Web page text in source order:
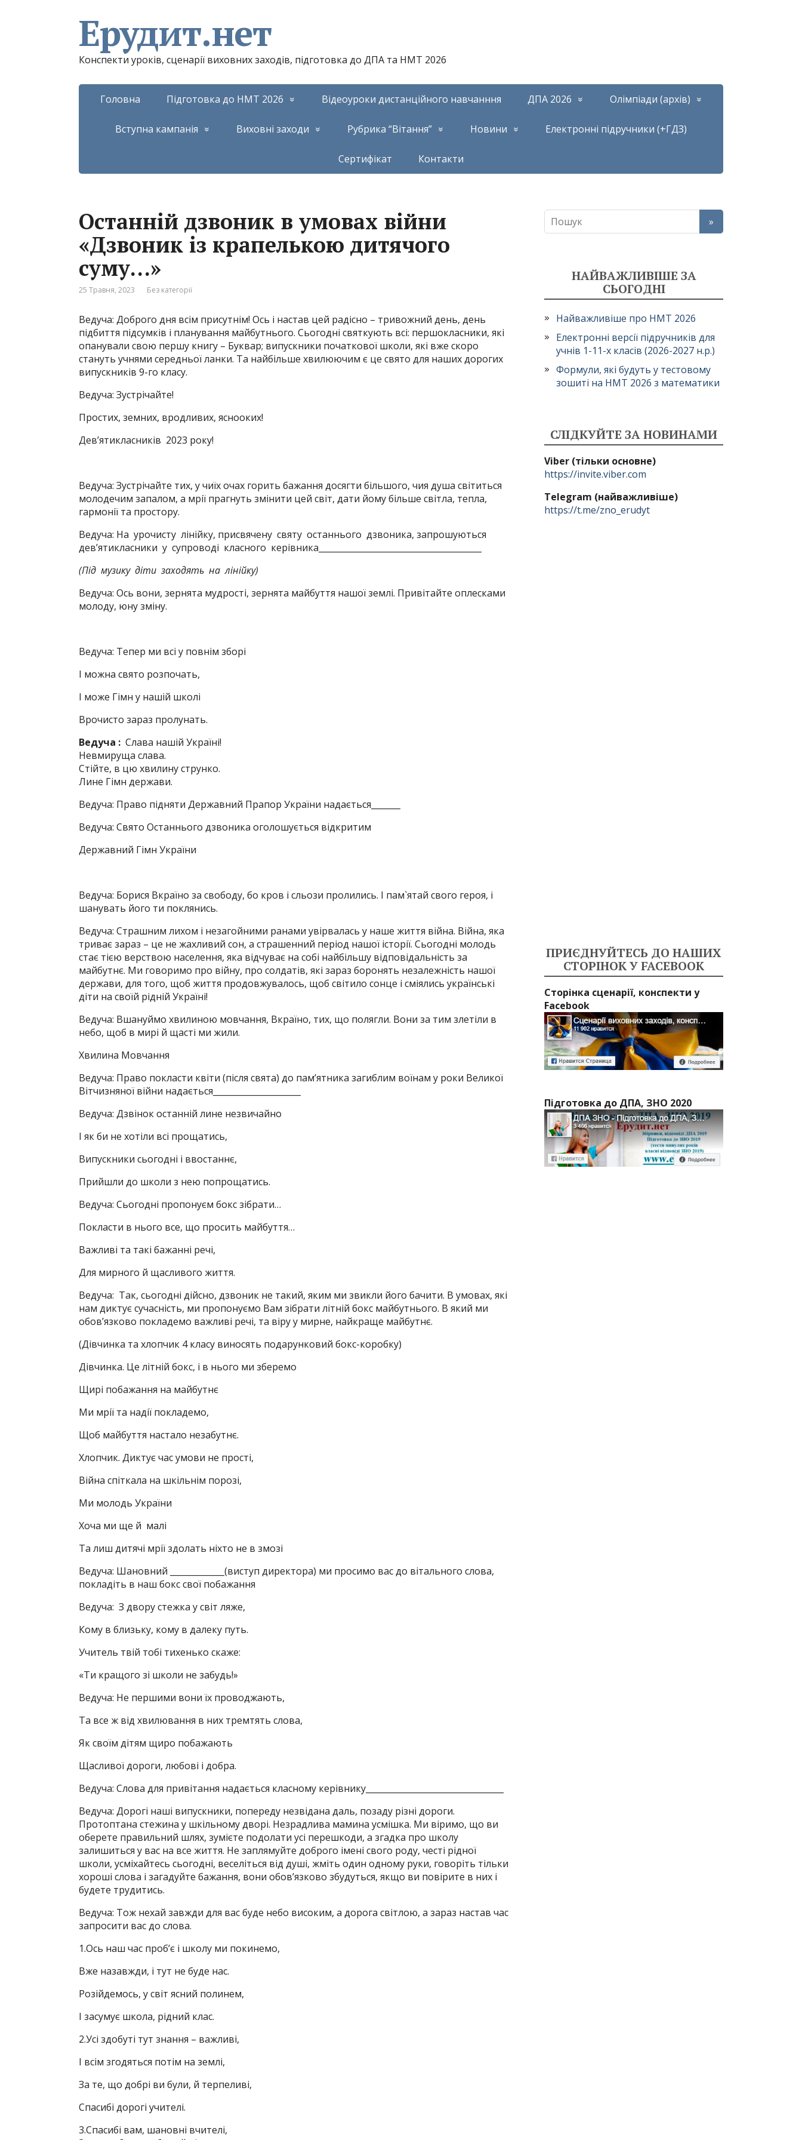
Ерудит.нет
Конспекти уроків, сценарії виховних заходів, підготовка до ДПА та НМТ 2026
Головна Підготовка до НМТ 2026 Відеоуроки дистанційного навчанння ДПА 2026 Олімпіади (архів)
Вступна кампанія Виховні заходи Рубрика “Вітання” Новини Електронні підручники (+ГДЗ)
Сертифікат Контакти
Останній дзвоник в умовах війни
«Дзвоник із крапелькою дитячого
суму…»
25 Травня, 2023 Без категорії
Ведуча: Доброго дня всім присутнім! Ось і настав цей радісно – тривожний день, день
підбиття підсумків і планування майбутнього. Сьогодні святкують всі: першокласники, які
опанували свою першу книгу – Буквар; випускники початкової школи, які вже скоро
стануть учнями середньої ланки. Та найбільше хвилюючим є це свято для наших дорогих
випускників 9-го класу.
Ведуча: Зустрічайте!
Простих, земних, вродливих, яснооких!
Дев’ятикласників 2023 року!
Ведуча: Зустрічайте тих, у чиїх очах горить бажання досягти більшого, чия душа світиться
молодечим запалом, а мрії прагнуть змінити цей світ, дати йому більше світла, тепла,
гармонії та простору.
Ведуча: На урочисту лінійку, присвячену святу останнього дзвоника, запрошуються
дев’ятикласники у супроводі класного керівника_______________________________________
(Під музику діти заходять на лінійку)
Ведуча: Ось вони, зернята мудрості, зернята майбуття нашої землі. Привітайте оплесками
молоду, юну зміну.
Ведуча: Тепер ми всі у повнім зборі
І можна свято розпочать,
І може Гімн у нашій школі
Врочисто зараз пролунать.
Ведуча : Слава нашій Україні!
Невмируща слава.
Стійте, в цю хвилину струнко.
Лине Гімн держави.
Ведуча: Право підняти Державний Прапор України надається_______
Ведуча: Свято Останнього дзвоника оголошується відкритим
Державний Гімн України
Ведуча: Борися Вкраїно за свободу, бо кров і сльози пролились. І пам`ятай свого героя, і
шанувать його ти поклянись.
Ведуча: Страшним лихом і незагойними ранами увірвалась у наше життя війна. Війна, яка
триває зараз – це не жахливий сон, а страшенний період нашої історії. Сьогодні молодь
стає тією верствою населення, яка відчуває на собі найбільшу відповідальність за
майбутнє. Ми говоримо про війну, про солдатів, які зараз боронять незалежність нашої
держави, для того, щоб життя продовжувалось, щоб світило сонце і сміялись українські
діти на своїй рідній Україні!
Ведуча: Вшануймо хвилиною мовчання, Вкраїно, тих, що полягли. Вони за тим злетіли в
небо, щоб в мирі й щасті ми жили.
Хвилина Мовчання
Ведуча: Право покласти квіти (після свята) до пам’ятника загиблим воїнам у роки Великої
Вітчизняної війни надається_____________________
Ведуча: Дзвінок останній лине незвичайно
І як би не хотіли всі прощатись,
Випускники сьогодні і ввостаннє,
Прийшли до школи з нею попрощатись.
Ведуча: Сьогодні пропонуєм бокс зібрати…
Покласти в нього все, що просить майбуття…
Важливі та такі бажанні речі,
Для мирного й щасливого життя.
Ведуча: Так, сьогодні дійсно, дзвоник не такий, яким ми звикли його бачити. В умовах, які
нам диктує сучасність, ми пропонуємо Вам зібрати літній бокс майбутнього. В який ми
обов’язково покладемо важливі речі, та віру у мирне, найкраще майбутнє.
(Дівчинка та хлопчик 4 класу виносять подарунковий бокс-коробку)
Дівчинка. Це літній бокс, і в нього ми зберемо
Щирі побажання на майбутнє
Ми мрії та надії покладемо,
Щоб майбуття настало незабутнє.
Хлопчик. Диктує час умови не прості,
Війна спіткала на шкільнім порозі,
Ми молодь України
Хоча ми ще й малі
Та лиш дитячі мрії здолать ніхто не в змозі
Ведуча: Шановний _____________(виступ директора) ми просимо вас до вітального слова,
покладіть в наш бокс свої побажання
Ведуча: З двору стежка у світ ляже,
Кому в близьку, кому в далеку путь.
Учитель твій тобі тихенько скаже:
«Ти кращого зі школи не забудь!»
Ведуча: Не першими вони їх проводжають,
Та все ж від хвилювання в них тремтять слова,
Як своїм дітям щиро побажають
Щасливої дороги, любові і добра.
Ведуча: Слова для привітання надається класному керівнику_________________________________
Ведуча: Дорогі наші випускники, попереду незвідана даль, позаду різні дороги.
Протоптана стежина у шкільному дворі. Незрадлива мамина усмішка. Ми віримо, що ви
оберете правильний шлях, зумієте подолати усі перешкоди, а згадка про школу
залишиться у вас на все життя. Не заплямуйте доброго імені свого роду, честі рідної
школи, усміхайтесь сьогодні, веселіться від душі, жміть один одному руки, говоріть тільки
хороші слова і загадуйте бажання, вони обов’язково збудуться, якщо ви повірите в них і
будете трудитись.
Ведуча: Тож нехай завжди для вас буде небо високим, а дорога світлою, а зараз настав час
запросити вас до слова.
1.Ось наш час проб’є і школу ми покинемо,
Вже назавжди, і тут не буде нас.
Розійдемось, у світ ясний полинем,
І засумує школа, рідний клас.
2.Усі здобуті тут знання – важливі,
І всім згодяться потім на землі,
За те, що добрі ви були, й терпеливі,
Спасибі дорогі учителі.
3.Спасибі вам, шановні вчителі,
НАЙВАЖЛИВІШЕ ЗА
СЬОГОДНІ
Найважливіше про НМТ 2026
Електронні версії підручників для
учнів 1-11-х класів (2026-2027 н.р.)
Формули, які будуть у тестовому
зошиті на НМТ 2026 з математики
СЛІДКУЙТЕ ЗА НОВИНАМИ
Viber (тільки основне)
https://invite.viber.com
Telegram (найважливіше)
https://t.me/zno_erudyt
ПРИЄДНУЙТЕСЬ ДО НАШИХ
СТОРІНОК У FACEBOOK
Сторінка сценарії, конспекти у
Facebook
Підготовка до ДПА, ЗНО 2020